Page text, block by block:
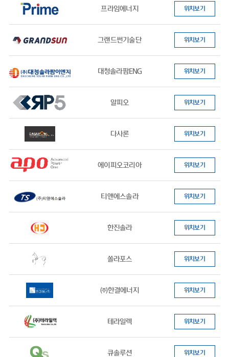
프라임에너지 위치보기
그랜드썬기술단 위치보기
대청솔라팜ENG 위치보기
알피오 위치보기
다사론 위치보기
에이피오코리아 위치보기
티앤에스솔라 위치보기
한진솔라 위치보기
쏠라포스 위치보기
㈜한결에너지 위치보기
테라일렉 위치보기
큐솔루션 위치보기